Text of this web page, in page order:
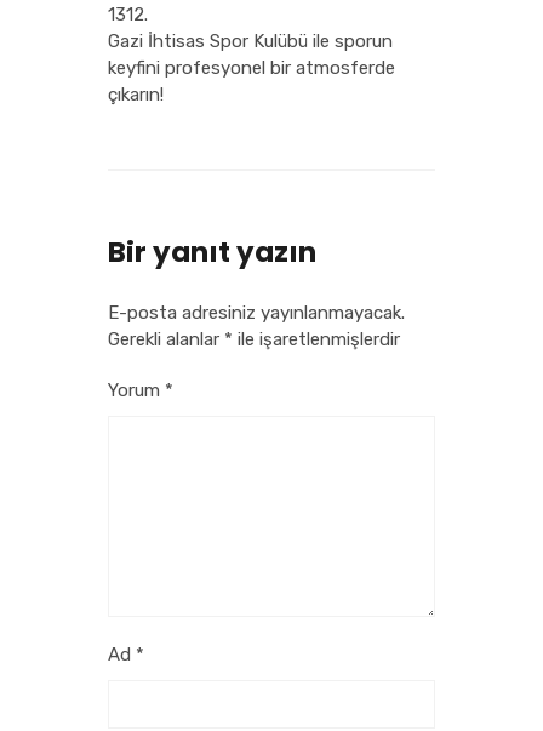
1312.
Gazi İhtisas Spor Kulübü ile sporun
keyfini profesyonel bir atmosferde
çıkarın!
Bir yanıt yazın
E-posta adresiniz yayınlanmayacak.
Gerekli alanlar * ile işaretlenmişlerdir
Yorum *
Ad *